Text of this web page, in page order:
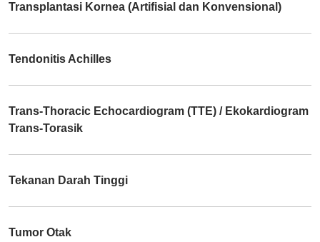
Transplantasi Kornea (Artifisial dan Konvensional)
Tendonitis Achilles
Trans-Thoracic Echocardiogram (TTE) / Ekokardiogram
Trans-Torasik
Tekanan Darah Tinggi
Tumor Otak